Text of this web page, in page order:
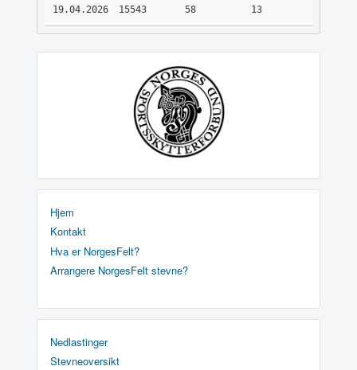
19.04.2026 15543 58 13
Hjem
Kontakt
Hva er NorgesFelt?
Arrangere NorgesFelt stevne?
Nedlastinger
Stevneoversikt